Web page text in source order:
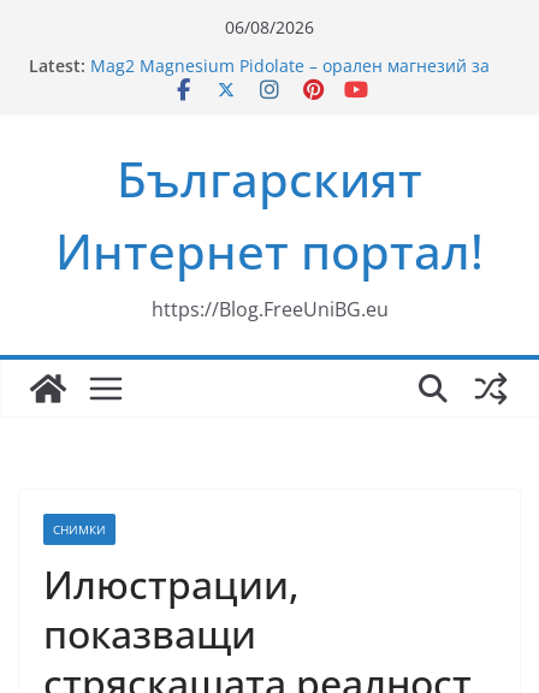
06/08/2026
Latest: Mag2 Magnesium Pidolate – орален магнезий за
здравето на мускулите, сърцето и нервната
Ново риалити превзема българския ефир
„Свекървата“
Здравословни Рецепти за Смути
Българският
Интернет портал!
https://Blog.FreeUniBG.eu
СНИМКИ
Илюстрации,
показващи